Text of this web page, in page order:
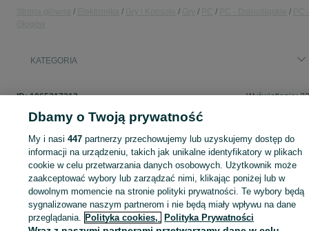
KATEGORIA
ID:1065317213 Wyświetlenia:
Zaloguj się lub załóż konto na OLX, aby skontaktować się z
sprzedającym
Zaloguj się / Załóż konto
Dbamy o Twoją prywatność
My i nasi447 partnerzy przechowujemy lub uzyskujemy dostęp do
informacji na urządzeniu, takich jak unikalne identyfikatory w plikach
cookie w celu przetwarzania danych osobowych. Użytkownik może
zaakceptować wybory lub zarządzać nimi, klikając poniżej lub w
dowolnym momencie na stronie polityki prywatności. Te wybory będą
sygnalizowane naszym partnerom i nie będą miały wpływu na dane
przeglądania. Polityka cookies, Polityka Prywatności